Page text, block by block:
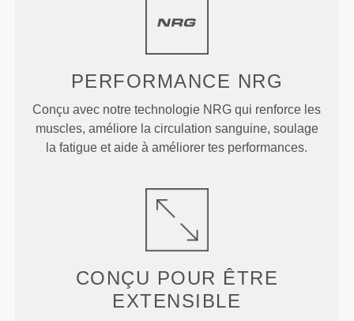
PERFORMANCE NRG
Conçu avec notre technologie NRG qui renforce les
muscles, améliore la circulation sanguine, soulage
la fatigue et aide à améliorer tes performances.
CONÇU POUR ÊTRE
EXTENSIBLE